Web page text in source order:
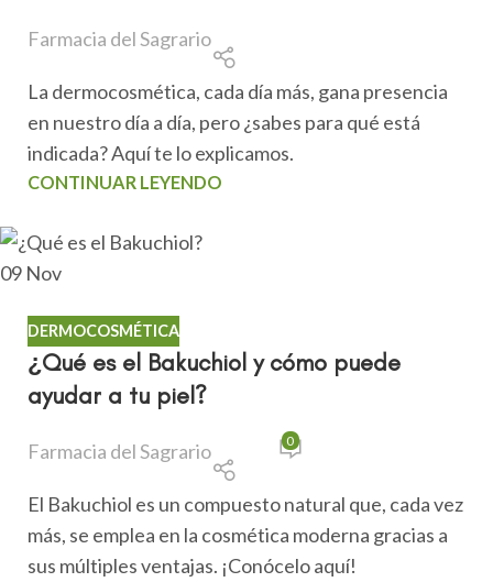
Farmacia del Sagrario
La dermocosmética, cada día más, gana presencia
en nuestro día a día, pero ¿sabes para qué está
indicada? Aquí te lo explicamos.
CONTINUAR LEYENDO
09 Nov
DERMOCOSMÉTICA
¿Qué es el Bakuchiol y cómo puede
ayudar a tu piel?
Farmacia del Sagrario 0
El Bakuchiol es un compuesto natural que, cada vez
más, se emplea en la cosmética moderna gracias a
sus múltiples ventajas. ¡Conócelo aquí!